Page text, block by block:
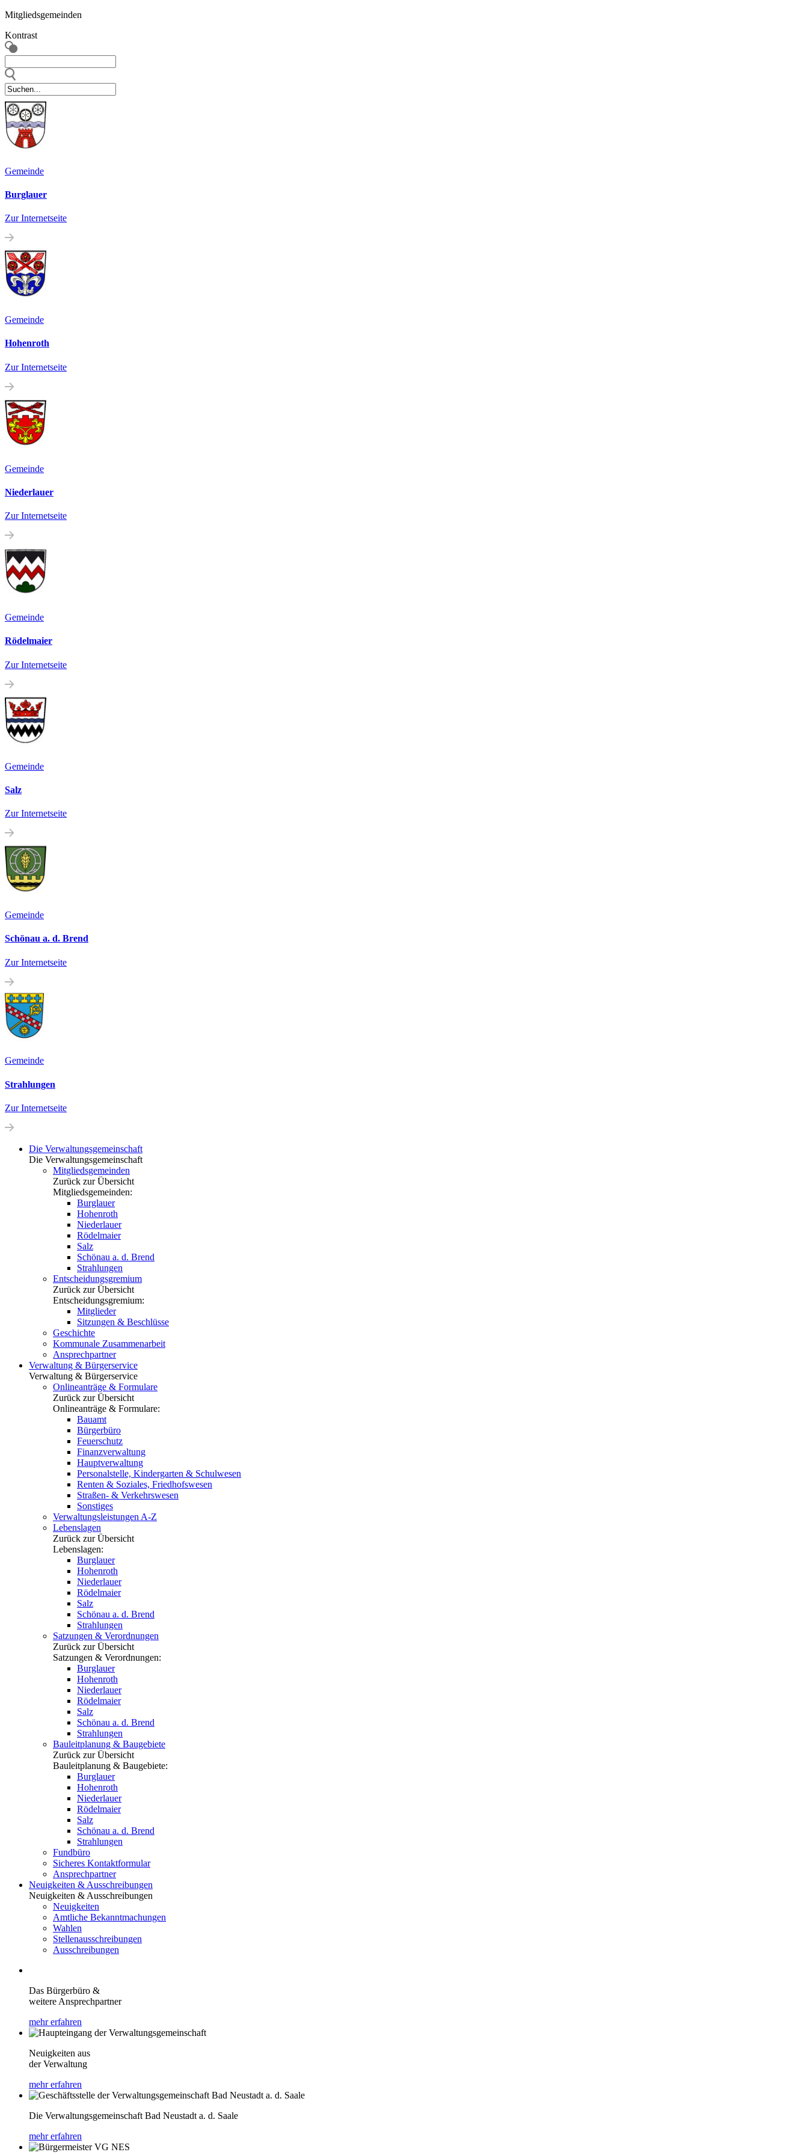
Mitgliedsgemeinden
Kontrast
Gemeinde
Burglauer
Zur Internetseite
Gemeinde
Hohenroth
Zur Internetseite
Gemeinde
Niederlauer
Zur Internetseite
Gemeinde
Rödelmaier
Zur Internetseite
Gemeinde
Salz
Zur Internetseite
Gemeinde
Schönau a. d. Brend
Zur Internetseite
Gemeinde
Strahlungen
Zur Internetseite
Die Verwaltungs­gemeinschaft
Die Verwaltungsgemeinschaft
Mitgliedsgemeinden
Zurück zur Übersicht
Mitgliedsgemeinden:
Burglauer
Hohenroth
Niederlauer
Rödelmaier
Salz
Schönau a. d. Brend
Strahlungen
Entscheidungsgremium
Zurück zur Übersicht
Entscheidungsgremium:
Mitglieder
Sitzungen & Beschlüsse
Geschichte
Kommunale Zusammenarbeit
Ansprechpartner
Verwaltung & Bürgerservice
Verwaltung & Bürgerservice
Onlineanträge & Formulare
Zurück zur Übersicht
Onlineanträge & Formulare:
Bauamt
Bürgerbüro
Feuerschutz
Finanzverwaltung
Hauptverwaltung
Personalstelle, Kindergarten & Schulwesen
Renten & Soziales, Friedhofswesen
Straßen- & Verkehrswesen
Sonstiges
Verwaltungsleistungen A-Z
Lebenslagen
Zurück zur Übersicht
Lebenslagen:
Burglauer
Hohenroth
Niederlauer
Rödelmaier
Salz
Schönau a. d. Brend
Strahlungen
Satzungen & Verordnungen
Zurück zur Übersicht
Satzungen & Verordnungen:
Burglauer
Hohenroth
Niederlauer
Rödelmaier
Salz
Schönau a. d. Brend
Strahlungen
Bauleitplanung & Baugebiete
Zurück zur Übersicht
Bauleitplanung & Baugebiete:
Burglauer
Hohenroth
Niederlauer
Rödelmaier
Salz
Schönau a. d. Brend
Strahlungen
Fundbüro
Sicheres Kontaktformular
Ansprechpartner
Neuigkeiten & Ausschreibungen
Neuigkeiten & Ausschreibungen
Neuigkeiten
Amtliche Bekanntmachungen
Wahlen
Stellenausschreibungen
Ausschreibungen
Das Bürgerbüro &
weitere Ansprechpartner
mehr erfahren
Neuigkeiten aus
der Verwaltung
mehr erfahren
Die Verwaltungsgemeinschaft Bad Neustadt a. d. Saale
mehr erfahren